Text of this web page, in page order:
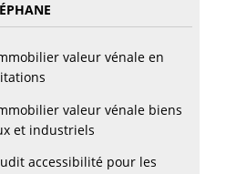
valeur vénale en
valeur vénale biens
et industriels
accessibilité pour les